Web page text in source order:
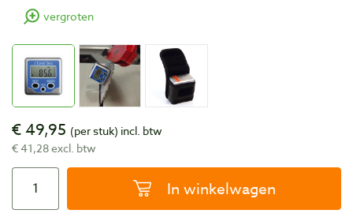
vergroten
€ 49,95 (per stuk) incl. btw
€ 41,28 excl. btw
In winkelwagen